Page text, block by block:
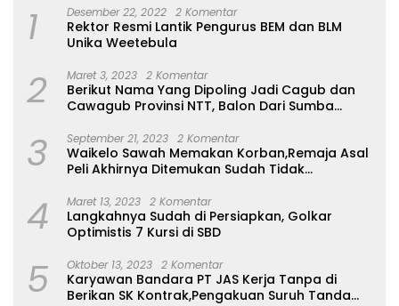
1 Desember 22, 2022 2 Komentar
Rektor Resmi Lantik Pengurus BEM dan BLM
Unika Weetebula
2 Maret 3, 2023 2 Komentar
Berikut Nama Yang Dipoling Jadi Cagub dan
Cawagub Provinsi NTT, Balon Dari Sumba
3 September 21, 2023 2 Komentar
Waikelo Sawah Memakan Korban,Remaja Asal
Peli Akhirnya Ditemukan Sudah Tidak
4 Maret 13, 2023 2 Komentar
Langkahnya Sudah di Persiapkan, Golkar
Optimistis 7 Kursi di SBD
5 Oktober 13, 2023 2 Komentar
Karyawan Bandara PT JAS Kerja Tanpa di
Berikan SK Kontrak,Pengakuan Suruh Tanda